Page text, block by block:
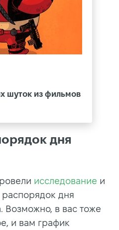
шуток из фильмов
дня
исследование и
дня
Возможно, в вас тоже
и вам график